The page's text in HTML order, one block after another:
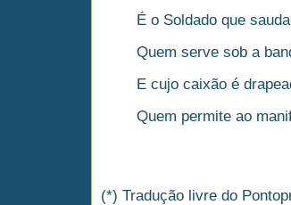
É o Soldado que
Quem serve sob a
E cujo caixão é
Quem permite ao
(*) Tradução livre do